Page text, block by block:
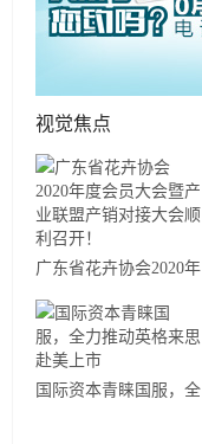
视觉焦点
广东省花卉协会2020年
度会员大会暨产业联盟
产销对接大会顺利召
开！
国际资本青睐国服，全